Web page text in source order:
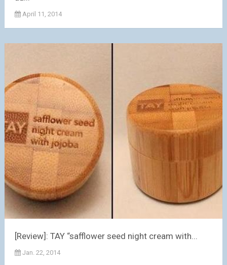
April 11, 2014
[Review]: TAY “safflower seed night cream with...
Jan. 22, 2014